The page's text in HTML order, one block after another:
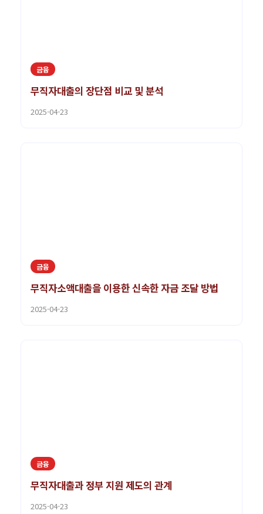
금융
무직자대출의 장단점 비교 및 분석
2025-04-23
금융
무직자소액대출을 이용한 신속한 자금 조달 방법
2025-04-23
금융
무직자대출과 정부 지원 제도의 관계
2025-04-23